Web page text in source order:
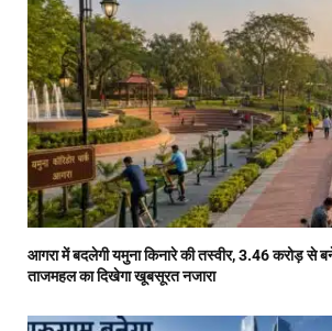
आगरा में बदलेगी यमुना किनारे की तस्वीर, 3.46 करोड़ से
ताजमहल का दिखेगा खूबसूरत नजारा